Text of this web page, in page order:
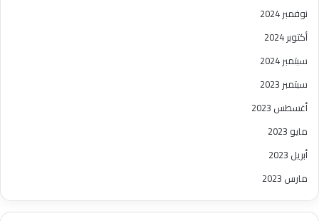
نوفمبر 2024
أكتوبر 2024
سبتمبر 2024
سبتمبر 2023
أغسطس 2023
مايو 2023
أبريل 2023
مارس 2023